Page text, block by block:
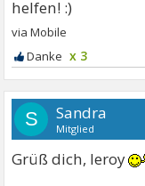
x 3
S Sandra
Mitglied
Grüß dich, leroy